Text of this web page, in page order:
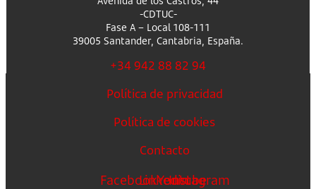
-CDTUC-
Fase A – Local 108-111
39005 Santander, Cantabria, España.
+34 942 88 82 94
Política de privacidad
Política de cookies
Contacto
FacebookLinkedin
Youtube
Instagram